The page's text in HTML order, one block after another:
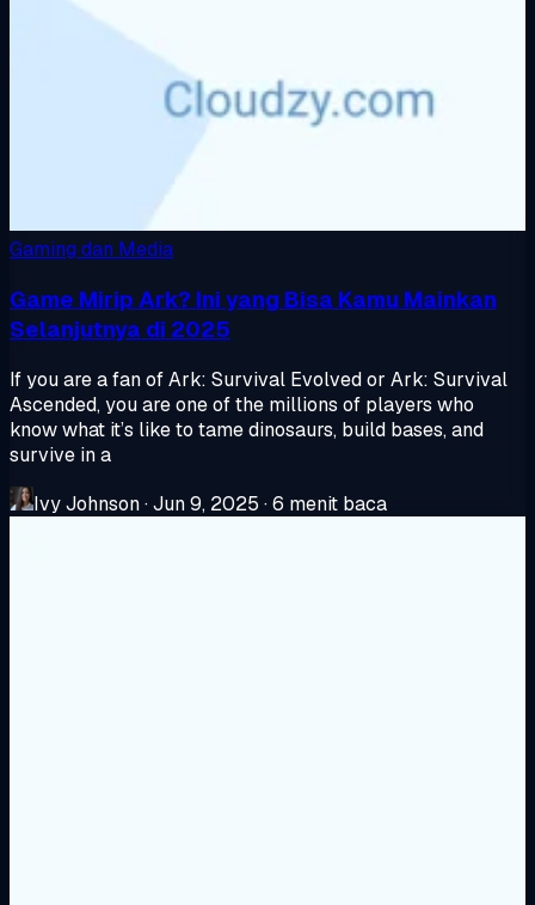
Gaming dan Media
Game Mirip Ark? Ini yang Bisa Kamu Mainkan
Selanjutnya di 2025
If you are a fan of Ark: Survival Evolved or Ark: Survival
Ascended, you are one of the millions of players who
know what it’s like to tame dinosaurs, build bases, and
survive in a
Ivy Johnson·Jun 9, 2025 ·6 menit baca